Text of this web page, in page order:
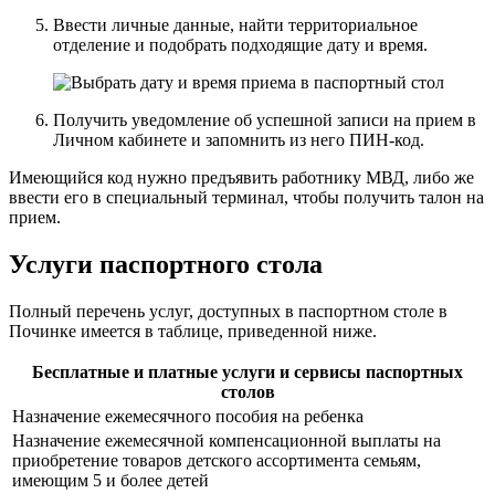
Ввести личные данные, найти территориальное
отделение и подобрать подходящие дату и время.
Получить уведомление об успешной записи на прием в
Личном кабинете и запомнить из него ПИН-код.
Имеющийся код нужно предъявить работнику МВД, либо же
ввести его в специальный терминал, чтобы получить талон на
прием.
Услуги паспортного стола
Полный перечень услуг, доступных в паспортном столе в
Починке имеется в таблице, приведенной ниже.
Бесплатные и платные услуги и сервисы паспортных
столов
Назначение ежемесячного пособия на ребенка
Назначение ежемесячной компенсационной выплаты на
приобретение товаров детского ассортимента семьям,
имеющим 5 и более детей